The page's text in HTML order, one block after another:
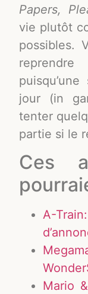
Papers,
vie plutôt
possibles.
jour (in
tenter
partie si le
Ces
A-
Mario